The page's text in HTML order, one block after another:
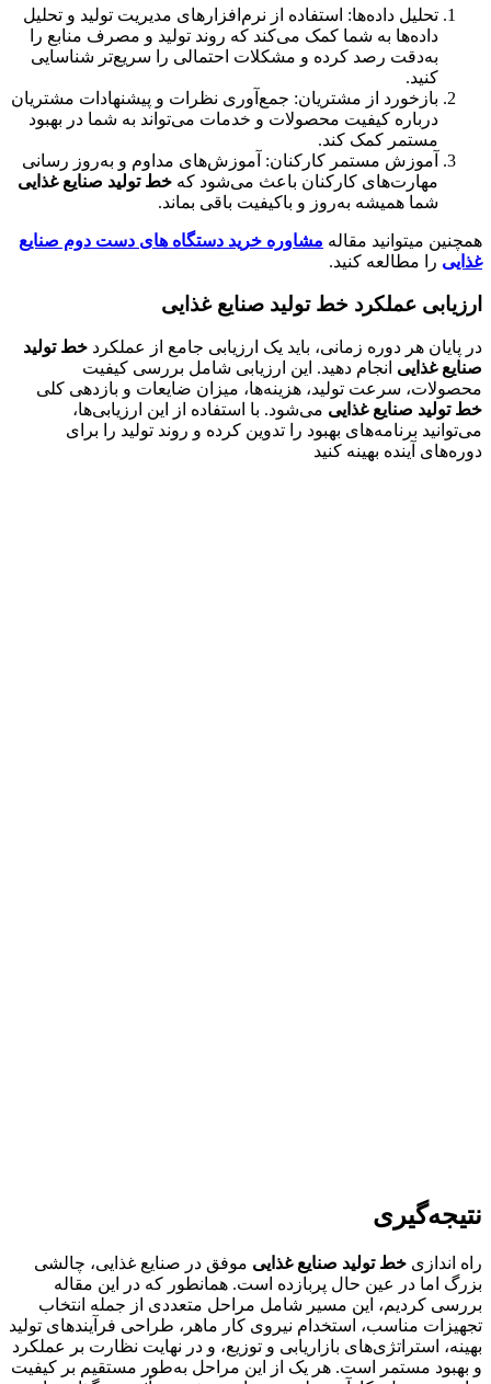
تحلیل داده‌ها: استفاده از نرم‌افزارهای مدیریت تولید و تحلیل
داده‌ها به شما کمک می‌کند که روند تولید و مصرف منابع را
به‌دقت رصد کرده و مشکلات احتمالی را سریع‌تر شناسایی
کنید.
بازخورد از مشتریان: جمع‌آوری نظرات و پیشنهادات مشتریان
درباره کیفیت محصولات و خدمات می‌تواند به شما در بهبود
مستمر کمک کند.
آموزش مستمر کارکنان: آموزش‌های مداوم و به‌روز رسانی
مهارت‌های کارکنان باعث می‌شود که خط تولید صنایع غذایی
شما همیشه به‌روز و باکیفیت باقی بماند.
همچنین میتوانید مقاله مشاوره خرید دستگاه های دست دوم صنایع
غذایی را مطالعه کنید.
ارزیابی عملکرد خط تولید صنایع غذایی
در پایان هر دوره زمانی، باید یک ارزیابی جامع از عملکرد خط تولید
صنایع غذایی انجام دهید. این ارزیابی شامل بررسی کیفیت
محصولات، سرعت تولید، هزینه‌ها، میزان ضایعات و بازدهی کلی
خط تولید صنایع غذایی می‌شود. با استفاده از این ارزیابی‌ها،
می‌توانید برنامه‌های بهبود را تدوین کرده و روند تولید را برای
دوره‌های آینده بهینه کنید
نتیجه‌گیری
راه اندازی خط تولید صنایع غذایی موفق در صنایع غذایی، چالشی
بزرگ اما در عین حال پربازده است. همانطور که در این مقاله
بررسی کردیم، این مسیر شامل مراحل متعددی از جمله انتخاب
تجهیزات مناسب، استخدام نیروی کار ماهر، طراحی فرآیندهای تولید
بهینه، استراتژی‌های بازاریابی و توزیع، و در نهایت نظارت بر عملکرد
و بهبود مستمر است. هر یک از این مراحل به‌طور مستقیم بر کیفیت